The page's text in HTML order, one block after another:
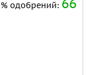
% одобрений: 66